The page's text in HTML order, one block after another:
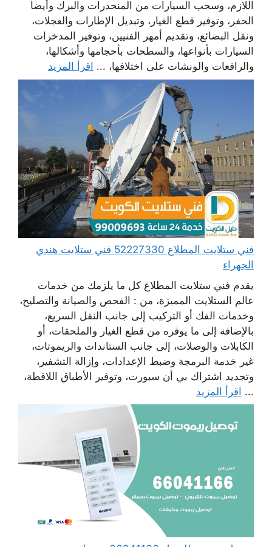
اللازم، وسحب السيارات من المنحدرات والبرك وأيضا
الحفر، وتوفير قطع الغيار، وتبديل الإطارات والعجلات،
ونقل البضائع، وتقديم أمهر الفنيين، وتوفير المدخرات
السيارات بأنواعها، والسطحات بأحجامها وأشكالها،
والرافعات والونشات على اختلافها، ... اقرأ المزيد
فني ستلايت المطلاع 52227330 فني ستلايت هندي
الجهراء
يقدم فني ستلايت المطلاع كل ما يلزمك من خدمات
عالم الستلايت المميزة، من : الفحص والصيانة والتصليح،
وخدمات الفك أو التركيب إلى جانب النقل السريع،
بالإضافة إلى ما يوفره من قطع الغيار والملحقات، أو
الكابلات والوصلات، إلى جانب الستاندات والريموتات،
غير خدمة البرمجة وضبط الإعدادات، وإزالة التشفير،
وتجديد اشتراك بي أن سبورت، وتوفير الأطباق اللاقطة،
... اقرأ المزيد